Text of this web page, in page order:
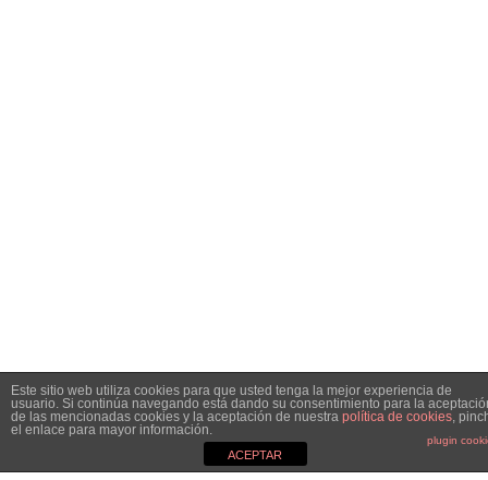
Este sitio web utiliza cookies para que usted tenga la mejor experiencia de
usuario. Si continúa navegando está dando su consentimiento para la
de las mencionadas cookies y la aceptación de nuestra política de cookies,
el enlace para mayor información.
plugin
ACEPTAR